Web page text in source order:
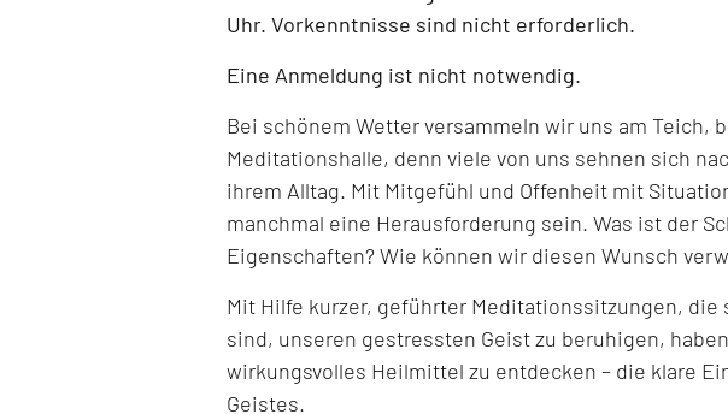
Uhr. Vorkenntnisse sind nicht erforderlich.
Eine Anmeldung ist nicht notwendig.
Bei schönem Wetter versammeln wir uns am Teich,
Meditationshalle, denn viele von uns sehnen sich
ihrem Alltag. Mit Mitgefühl und Offenheit mit
manchmal eine Herausforderung sein. Was ist der
Eigenschaften? Wie können wir diesen Wunsch
Mit Hilfe kurzer, geführter Meditationssitzungen,
sind, unseren gestressten Geist zu beruhigen,
wirkungsvolles Heilmittel zu entdecken – die klare
Geistes.